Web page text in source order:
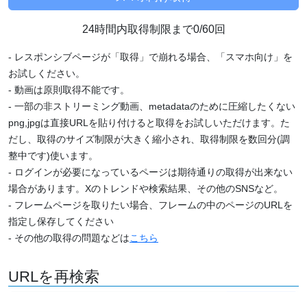
24時間内取得制限まで0/60回
- レスポンシブページが「取得」で崩れる場合、「スマホ向け」を
お試しください。
- 動画は原則取得不能です。
- 一部の非ストリーミング動画、metadataのために圧縮したくない
png,jpgは直接URLを貼り付けると取得をお試しいただけます。た
だし、取得のサイズ制限が大きく縮小され、取得制限を数回分(調
整中です)使います。
- ログインが必要になっているページは期待通りの取得が出来ない
場合があります。Xのトレンドや検索結果、その他のSNSなど。
- フレームページを取りたい場合、フレームの中のページのURLを
指定し保存してください
- その他の取得の問題などはこちら
URLを再検索